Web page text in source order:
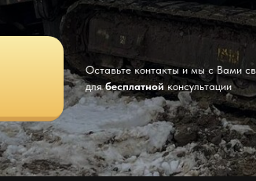
Оставьте контакты и мы с Вами
длябесплатной консультации